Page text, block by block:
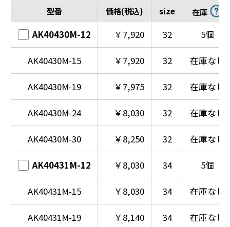
型番
AK40430M-12
AK40430M-15
AK40430M-19
AK40430M-24
AK40430M-30
AK40431M-12
AK40431M-15
AK40431M-19
価格(税込) size 在庫
￥7,920 32 5個
￥7,920 32 在庫なし
￥7,975 32 在庫なし
￥8,030 32 在庫なし
￥8,250 32 在庫なし
￥8,030 34 5個
￥8,030 34 在庫なし
￥8,140 34 在庫なし